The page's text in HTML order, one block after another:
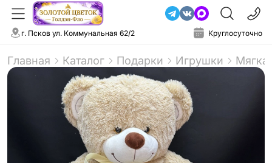
г. Псков ул. Коммунальная 62/2 Круглосуточно
Главная Каталог Подарки Игрушки